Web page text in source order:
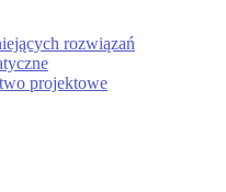
rozwiązań
projektowe